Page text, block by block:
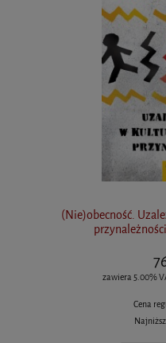
(Nie)obecność.
zawiera 5.00%
Cena